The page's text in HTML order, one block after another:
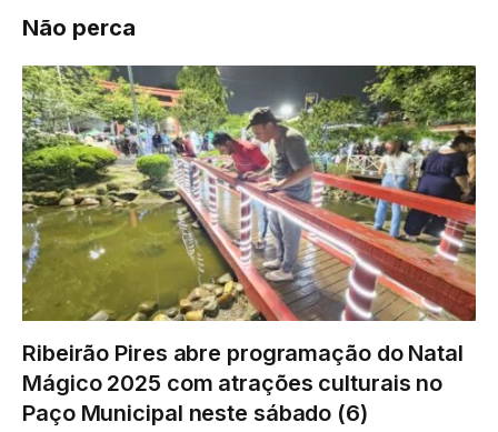
Não perca
Ribeirão Pires abre programação do Natal
Mágico 2025 com atrações culturais no
Paço Municipal neste sábado (6)